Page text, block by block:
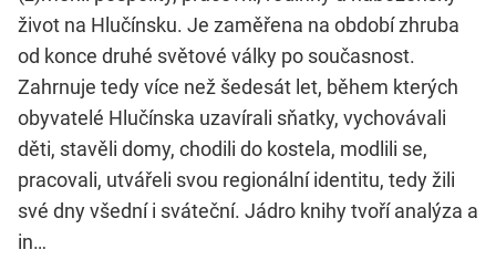
život na Hlučínsku. Je zaměřena na období zhruba
od konce druhé světové války po současnost.
Zahrnuje tedy více než šedesát let, během kterých
obyvatelé Hlučínska uzavírali sňatky, vychovávali
děti, stavěli domy, chodili do kostela, modlili se,
pracovali, utvářeli svou regionální identitu, tedy žili
své dny všední i sváteční. Jádro knihy tvoří analýza a
in…